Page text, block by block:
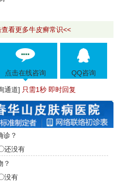
看更多牛皮癣常识<<
点击在线咨询 QQ咨询
通道] 只需1秒 即时回复
诊？
还没有
？
没有